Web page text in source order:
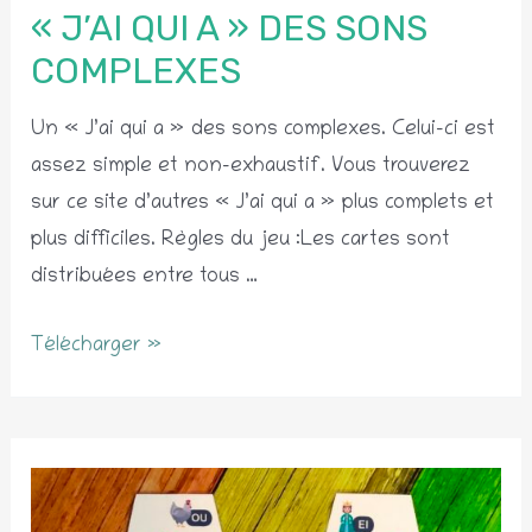
« J’AI QUI A » DES SONS
COMPLEXES
Un « J’ai qui a » des sons complexes. Celui-ci est
assez simple et non-exhaustif. Vous trouverez
sur ce site d’autres « J’ai qui a » plus complets et
plus difficiles. Règles du jeu :Les cartes sont
distribuées entre tous …
«
»
Télécharger »